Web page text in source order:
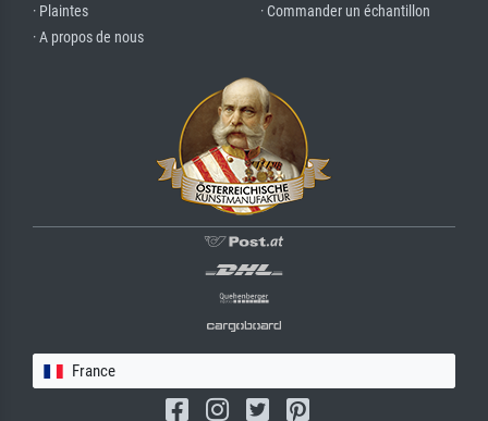
· Plaintes
· A propos de nous
· Commander un échantillon
France